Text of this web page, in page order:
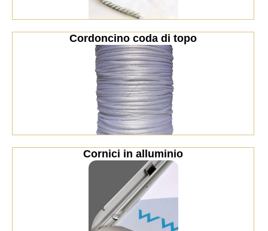
Cordoncino coda di topo
Cornici in alluminio